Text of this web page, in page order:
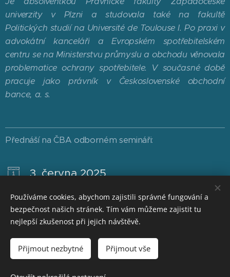
univerzity v Plzni a studovala také na fakultě
Politických studií na Université de Toulouse I. Po praxi v
advokátní kanceláři a Evropském spotřebitelském
centru se na Ministerstvu průmyslu a obchodu věnovala
problematice ochrany spotřebitele. V současné době
pracuje jako právník v Československé obchodní
bance, a. s.
Přednáší na ČBA odborném semináři:
3. června 2025
ACCESSIBILITY
© 2026 Česká bankovní asociace | ČBA EDUCA PLUS |
www.cbaeducaplus.cz
| Pro více informací nás kontaktujte na
Používáme cookies, abychom zajistili správné fungování a
bezpečnost našich stránek. Tím vám můžeme zajistit tu
nejlepší zkušenost při jejich návštěvě.
Přijmout nezbytné Přijmout vše